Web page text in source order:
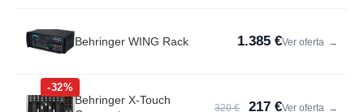
Behringer WING Rack 1.385 €Ver oferta →
-32%
Behringer X-Touch
320 € 217 €Ver oferta →